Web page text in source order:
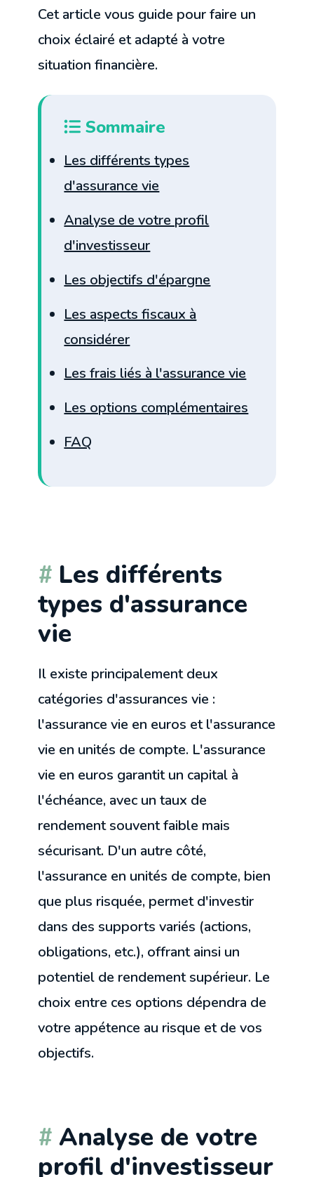
Cet article vous guide pour faire un
choix éclairé et adapté à votre
situation financière.
Sommaire
Les différents types
d'assurance vie
Analyse de votre profil
d'investisseur
Les objectifs d'épargne
Les aspects fiscaux à
considérer
Les frais liés à l'assurance vie
Les options complémentaires
FAQ
Les différents
types d'assurance
vie
Il existe principalement deux
catégories d'assurances vie :
l'assurance vie en euros et l'assurance
vie en unités de compte. L'assurance
vie en euros garantit un capital à
l'échéance, avec un taux de
rendement souvent faible mais
sécurisant. D'un autre côté,
l'assurance en unités de compte, bien
que plus risquée, permet d'investir
dans des supports variés (actions,
obligations, etc.), offrant ainsi un
potentiel de rendement supérieur. Le
choix entre ces options dépendra de
votre appétence au risque et de vos
objectifs.
Analyse de votre
profil d'investisseur